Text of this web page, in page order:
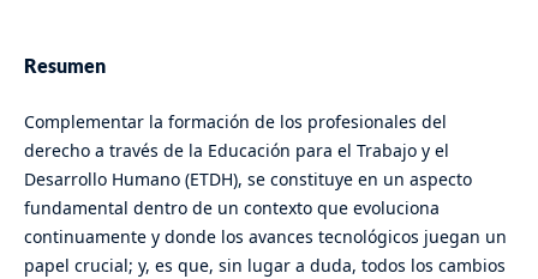
Resumen
Complementar la formación de los profesionales del
derecho a través de la Educación para el Trabajo y el
Desarrollo Humano (ETDH), se constituye en un aspecto
fundamental dentro de un contexto que evoluciona
continuamente y donde los avances tecnológicos juegan un
papel crucial; y, es que, sin lugar a duda, todos los cambios